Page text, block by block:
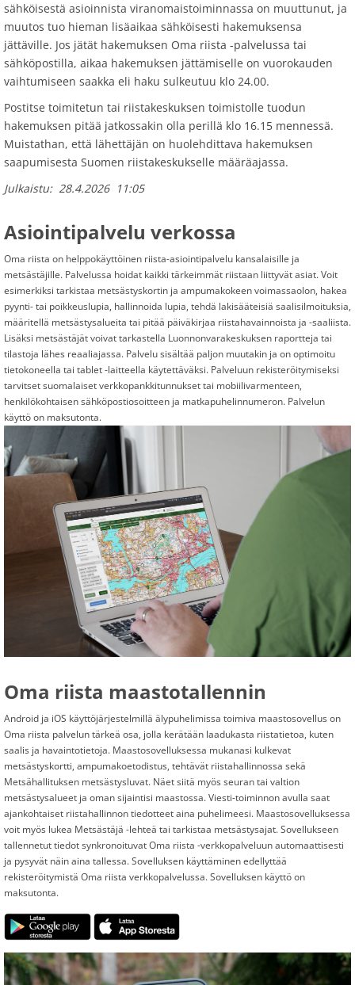
sähköisestä asioinnista viranomaistoiminnassa on muuttunut, ja
muutos tuo hieman lisäaikaa sähköisesti hakemuksensa
jättäville. Jos jätät hakemuksen Oma riista -palvelussa tai
sähköpostilla, aikaa hakemuksen jättämiselle on vuorokauden
vaihtumiseen saakka eli haku sulkeutuu klo 24.00.
Postitse toimitetun tai riistakeskuksen toimistolle tuodun
hakemuksen pitää jatkossakin olla perillä klo 16.15 mennessä.
Muistathan, että lähettäjän on huolehdittava hakemuksen
saapumisesta Suomen riistakeskukselle määräajassa.
Julkaistu: 28.4.2026 11:05
Asiointipalvelu verkossa
Oma riista on helppokäyttöinen riista-asiointipalvelu kansalaisille ja
metsästäjille. Palvelussa hoidat kaikki tärkeimmät riistaan liittyvät asiat. Voit
esimerkiksi tarkistaa metsästyskortin ja ampumakokeen voimassaolon, hakea
pyynti- tai poikkeuslupia, hallinnoida lupia, tehdä lakisääteisiä saalisilmoituksia,
määritellä metsästysalueita tai pitää päiväkirjaa riistahavainnoista ja -saaliista.
Lisäksi metsästäjät voivat tarkastella Luonnonvarakeskuksen raportteja tai
tilastoja lähes reaaliajassa. Palvelu sisältää paljon muutakin ja on optimoitu
tietokoneella tai tablet -laitteella käytettäväksi. Palveluun rekisteröitymiseksi
tarvitset suomalaiset verkkopankkitunnukset tai mobiilivarmenteen,
henkilökohtaisen sähköpostiosoitteen ja matkapuhelinnumeron. Palvelun
käyttö on maksutonta.
Oma riista maastotallennin
Android ja iOS käyttöjärjestelmillä älypuhelimissa toimiva maastosovellus on
Oma riista palvelun tärkeä osa, jolla kerätään laadukasta riistatietoa, kuten
saalis ja havaintotietoja. Maastosovelluksessa mukanasi kulkevat
metsästyskortti, ampumakoetodistus, tehtävät riistahallinnossa sekä
Metsähallituksen metsästysluvat. Näet siitä myös seuran tai valtion
metsästysalueet ja oman sijaintisi maastossa. Viesti-toiminnon avulla saat
ajankohtaiset riistahallinnon tiedotteet aina puhelimeesi. Maastosovelluksessa
voit myös lukea Metsästäjä -lehteä tai tarkistaa metsästysajat. Sovellukseen
tallennetut tiedot synkronoituvat Oma riista -verkkopalveluun automaattisesti
ja pysyvät näin aina tallessa. Sovelluksen käyttäminen edellyttää
rekisteröitymistä Oma riista verkkopalvelussa. Sovelluksen käyttö on
maksutonta.